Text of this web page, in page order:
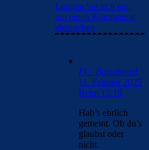
Loggen Sie sich ein,
um einen Kommentar
abzugeben
FC_Barcelona1
11. Februar 2025
Beim 15:10
Hab’s ehrlich
gemeint. Ob du’s
glaubst oder
nicht.